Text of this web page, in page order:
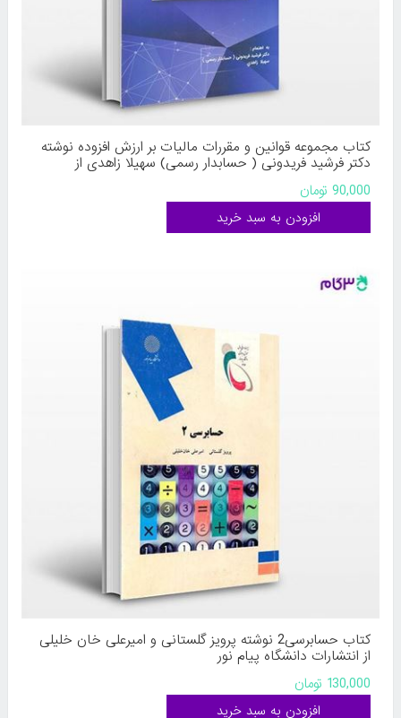
کتاب مجموعه قوانین و مقررات مالیات بر ارزش افزوده نوشته
دکتر فرشید فریدونی ( حسابدار رسمی) سهیلا زاهدی از
انتشارات کیومرث
90,000 تومان
کتاب حسابرسی2 نوشته پرویز گلستانی و امیرعلی خان خلیلی
از انتشارات دانشگاه پیام نور
130,000 تومان